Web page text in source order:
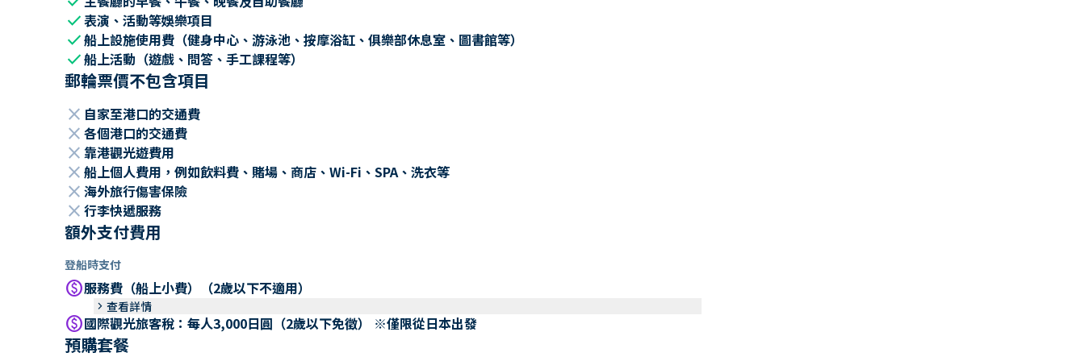
check表演、活動等娛樂項目
check船上設施使用費（健身中心、游泳池、按摩浴缸、俱樂部休息室、圖書館等）
check船上活動（遊戲、問答、手工課程等）
郵輪票價不包含項目
close 自家至港口的交通費
close 各個港口的交通費
close 靠港觀光遊費用
close 船上個人費用，例如飲料費、賭場、商店、Wi-Fi、SPA、洗衣等
close 海外旅行傷害保險
close 行李快遞服務
額外支付費用
登船時支付
paid服務費（船上小費）（2歲以下不適用）
keyboard_arrow_right 查看詳情
paid國際觀光旅客稅：每人3,000日圓（2歲以下免徵） ※僅限從日本出發
預購套餐